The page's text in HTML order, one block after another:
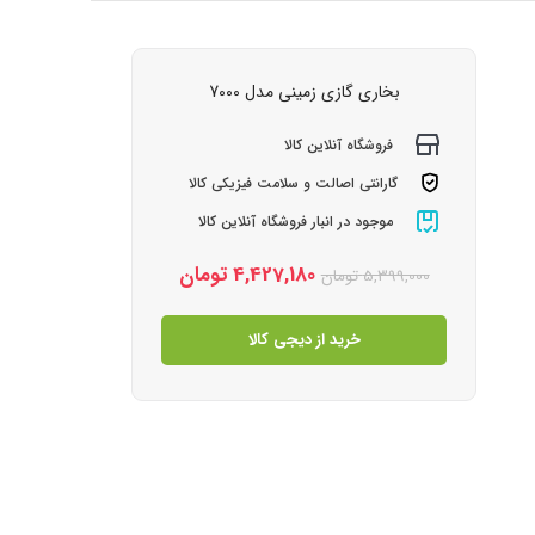
بخاری گازی زمینی مدل 7000
فروشگاه آنلاین کالا
گارانتی اصالت و سلامت فیزیکی کالا
موجود در انبار فروشگاه آنلاین کالا
5,399,000تومان 4,427,180تومان
خرید از دیجی کالا